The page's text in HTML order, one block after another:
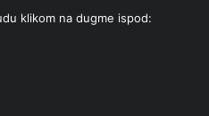
klikom na dugme ispod: